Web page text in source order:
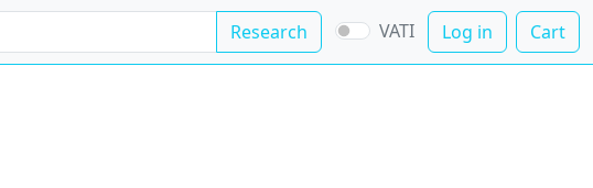
Research VATI Log in Cart